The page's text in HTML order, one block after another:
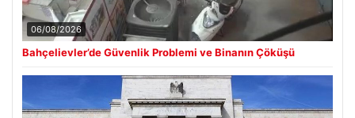
06/08/2026
Bahçelievler’de Güvenlik Problemi ve Binanın Çöküşü